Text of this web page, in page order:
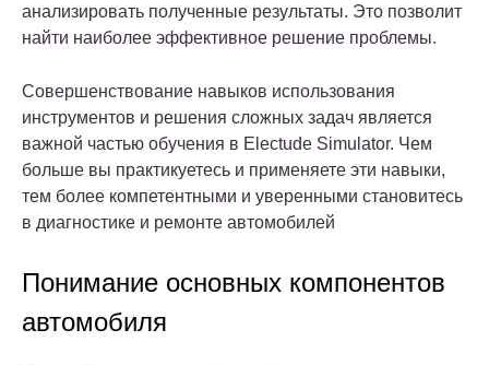
анализировать полученные результаты. Это позволит
найти наиболее эффективное решение проблемы.
Совершенствование навыков использования
инструментов и решения сложных задач является
важной частью обучения в Electude Simulator. Чем
больше вы практикуетесь и применяете эти навыки,
тем более компетентными и уверенными становитесь
в диагностике и ремонте автомобилей
Понимание основных компонентов
автомобиля